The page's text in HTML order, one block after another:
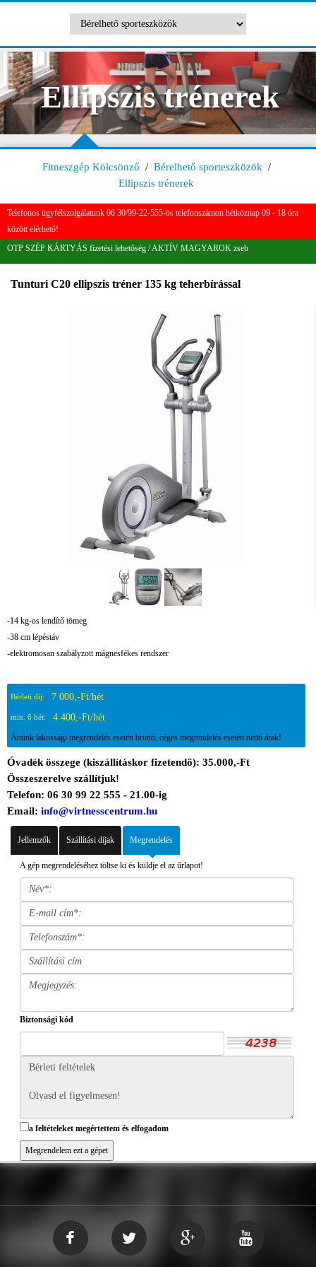
Ellipszis trénerek
Fitneszgép Kölcsönző / Bérelhető sporteszközök /
Ellipszis trénerek
Telefonos ügyfélszolgálatunk 06 30/99-22-555-ös telefonszámon hétköznap 09 - 18 óra
között elérhető!
OTP SZÉP KÁRTYÁS fizetési lehetőség / AKTÍV MAGYAROK zseb
Tunturi C20 ellipszis tréner 135 kg teherbírással
-14 kg-os lendítő tömeg
-38 cm lépéstáv
-elektromosan szabályzott mágnesfékes rendszer
Bérleti díj: 7 000,-Ft/hét
min. 6 hét: 4 400,-Ft/hét
Áraink lakossági megrendelés esetén bruttó, céges megrendelés esetén nettó árak!
Óvadék összege (kiszállításkor fizetendő): 35.000,-Ft
Összeszerelve szállítjuk!
Telefon: 06 30 99 22 555 - 21.00-ig
Email: info@virtnesscentrum.hu
Jellemzők Szállítási díjak Megrendelés
A gép megrendeléséhez töltse ki és küldje el az űrlapot!
Biztonsági kód
a feltételeket megértettem és elfogadom